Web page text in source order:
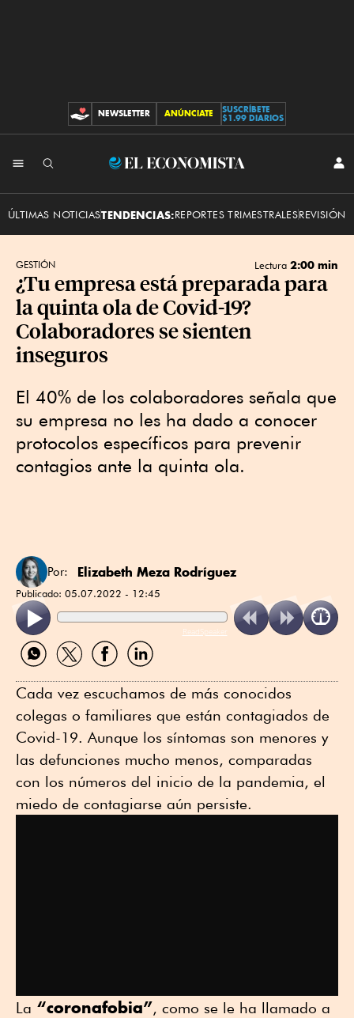
CONTRIBUCIONES
NEWSLETTER ANÚNCIATE
SUSCRÍBETE
$1.99 DIARIOS
El
ÚLTIMAS NOTICIASTENDENCIAS:REPORTES TRIMESTRALESREVISIÓN
GESTIÓN Lectura 2:00 min
¿Tu empresa está preparada para
la quinta ola de Covid-19?
Colaboradores se sienten
inseguros
El 40% de los colaboradores señala que
su empresa no les ha dado a conocer
protocolos específicos para prevenir
contagios ante la quinta ola.
Por: Elizabeth Meza Rodríguez
Publicado: 05.07.2022 - 12:45
ReadSpeaker
Compartir
por
Compartir
por
Compartir
por
Compartir
por
Cada vez escuchamos de más conocidos
colegas o familiares que están contagiados de
Covid-19. Aunque los síntomas son menores y
las defunciones mucho menos, comparadas
con los números del inicio de la pandemia, el
miedo de contagiarse aún persiste.
La “coronafobia”, como se le ha llamado a